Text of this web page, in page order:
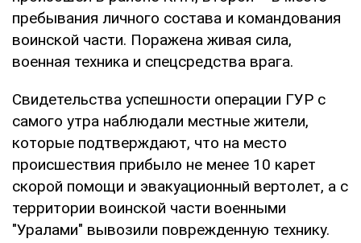
пребывания личного состава и командования
воинской части. Поражена живая сила,
военная техника и спецсредства врага.
Свидетельства успешности операции ГУР с
самого утра наблюдали местные жители,
которые подтверждают, что на место
происшествия прибыло не менее 10 карет
скорой помощи и эвакуационный вертолет, а с
территории воинской части военными
"Уралами" вывозили поврежденную технику.